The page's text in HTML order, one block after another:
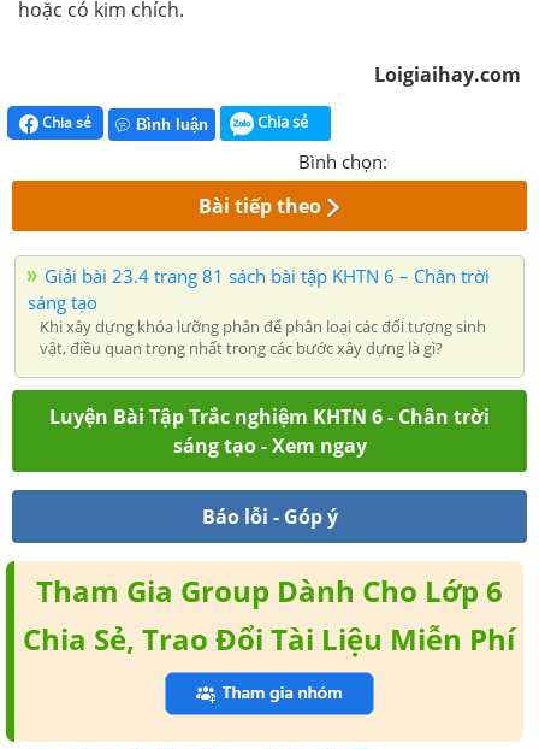
hoặc có kim chích.
Loigiaihay.com
Chia sẻ Bình luận Chia sẻ
Bình chọn:
Bài tiếp theo
Giải bài 23.4 trang 81 sách bài tập KHTN 6 – Chân trời
sáng tạo
Khi xây dựng khóa lưỡng phân để phân loại các đối tượng sinh
vật, điều quan trọng nhất trong các bước xây dựng là gì?
Luyện Bài Tập Trắc nghiệm KHTN 6 - Chân trời
sáng tạo - Xem ngay
Báo lỗi - Góp ý
Tham Gia Group Dành Cho Lớp 6
Chia Sẻ, Trao Đổi Tài Liệu Miễn Phí